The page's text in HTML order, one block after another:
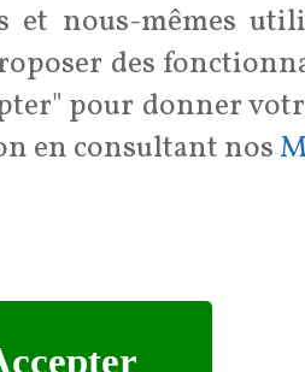
et nous-mêmes
des
pour donner
en consultant nos